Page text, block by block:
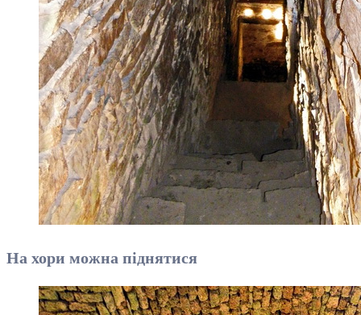
На хори можна піднятися